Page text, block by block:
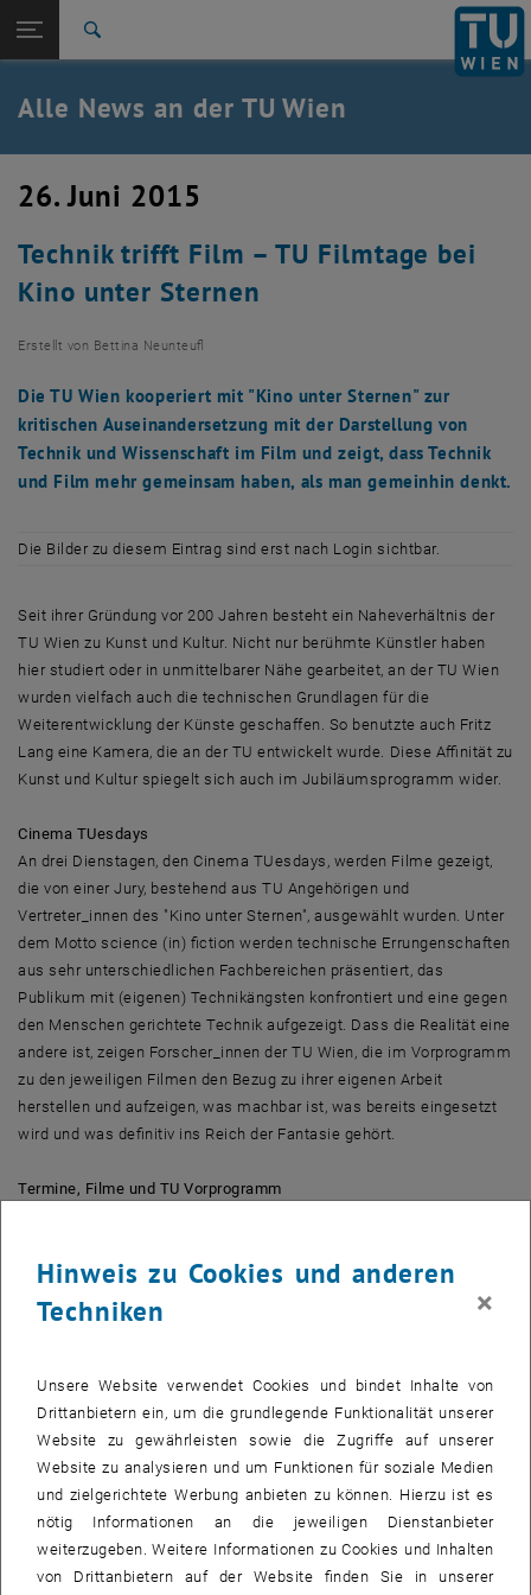
TU Login
Quicklinks
Quicklinks-Menü umschalten
Studium
Karriere
Zurück: Subseiten von TU Wien Startseite auflisten
Zurück zur letzten Ebene:
TU Wien Startseite
Übersicht
Alle News an der TU Wien
26. Juni 2015
Technik trifft Film – TU Filmtage bei
Kino unter Sternen
Erstellt von Bettina Neunteufl
Die TU Wien kooperiert mit "Kino unter Sternen" zur
kritischen Auseinandersetzung mit der Darstellung von
Technik und Wissenschaft im Film und zeigt, dass Technik
und Film mehr gemeinsam haben, als man gemeinhin denkt.
Die Bilder zu diesem Eintrag sind erst nach Login sichtbar.
Seit ihrer Gründung vor 200 Jahren besteht ein Naheverhältnis der
TU Wien zu Kunst und Kultur. Nicht nur berühmte Künstler haben
hier studiert oder in unmittelbarer Nähe gearbeitet, an der TU Wien
wurden vielfach auch die technischen Grundlagen für die
Weiterentwicklung der Künste geschaffen. So benutzte auch Fritz
Lang eine Kamera, die an der TU entwickelt wurde. Diese Affinität zu
Kunst und Kultur spiegelt sich auch im Jubiläumsprogramm wider.
Cinema TUesdays
An drei Dienstagen, den Cinema TUesdays, werden Filme gezeigt,
die von einer Jury, bestehend aus TU Angehörigen und
Vertreter_innen des "Kino unter Sternen", ausgewählt wurden. Unter
dem Motto science (in) fiction werden technische Errungenschaften
aus sehr unterschiedlichen Fachbereichen präsentiert, das
Publikum mit (eigenen) Technikängsten konfrontiert und eine gegen
den Menschen gerichtete Technik aufgezeigt. Dass die Realität eine
andere ist, zeigen Forscher_innen der TU Wien, die im Vorprogramm
zu den jeweiligen Filmen den Bezug zu ihrer eigenen Arbeit
herstellen und aufzeigen, was machbar ist, was bereits eingesetzt
wird und was definitiv ins Reich der Fantasie gehört.
Termine, Filme und TU Vorprogramm
Herzmaschine, Bildtelefonie und Humanoide - Markus Bader (Inst.
für Rechnergestützte Automation) stellt der Erschaffung eines
menschenähnlichen Roboters den aktuellen Stand der Technik und
(Inst. Institut für Mechanik und Mechatronik) thematisiert, dass viele
der im Film gezeigten Technologien heute bereits im Einsatz sind:
die "Herz-Maschine", ein Kraftwerk, das ein komfortables Leben
ermöglicht; Bildtelefonie, fast jedes Smartphone, jeder neue
Computer verfügt über eine integrierte Kamera und Roboter, die
verschiedenste Aufgaben zu erledigen haben. Zwar wird im Bereich
der Humanoiden viel geforscht, es wird jedoch noch einige Zeit
dauern, bis ein komplett eigenständig denkendes System
Hinweis zu Cookies und anderen
Techniken
×
Unsere Website verwendet Cookies und bindet Inhalte von
Drittanbietern ein, um die grundlegende Funktionalität unserer
Website zu gewährleisten sowie die Zugriffe auf unserer
Website zu analysieren und um Funktionen für soziale Medien
und zielgerichtete Werbung anbieten zu können. Hierzu ist es
nötig Informationen an die jeweiligen Dienstanbieter
weiterzugeben. Weitere Informationen zu Cookies und Inhalten
von Drittanbietern auf der Website finden Sie in unserer